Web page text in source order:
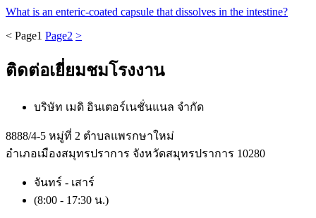
What is an enteric-coated capsule that dissolves in the intestine?
< Page1 Page2 >
ติดต่อเยี่ยมชมโรงงาน
บริษัท เมดิ อินเตอร์เนชั่นแนล จำกัด
8888/4-5 หมู่ที่ 2 ตำบลแพรกษาใหม่
อำเภอเมืองสมุทรปราการ จังหวัดสมุทรปราการ 10280
จันทร์ - เสาร์
(8:00 - 17:30 น.)